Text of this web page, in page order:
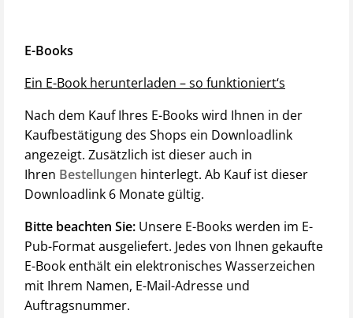
E-Books
Ein E-Book herunterladen – so funktioniert‘s
Nach dem Kauf Ihres E-Books wird Ihnen in der
Kaufbestätigung des Shops ein Downloadlink
angezeigt. Zusätzlich ist dieser auch in
Ihren Bestellungen hinterlegt. Ab Kauf ist dieser
Downloadlink 6 Monate gültig.
Bitte beachten Sie: Unsere E-Books werden im E-
Pub-Format ausgeliefert. Jedes von Ihnen gekaufte
E-Book enthält ein elektronisches Wasserzeichen
mit Ihrem Namen, E-Mail-Adresse und
Auftragsnummer.